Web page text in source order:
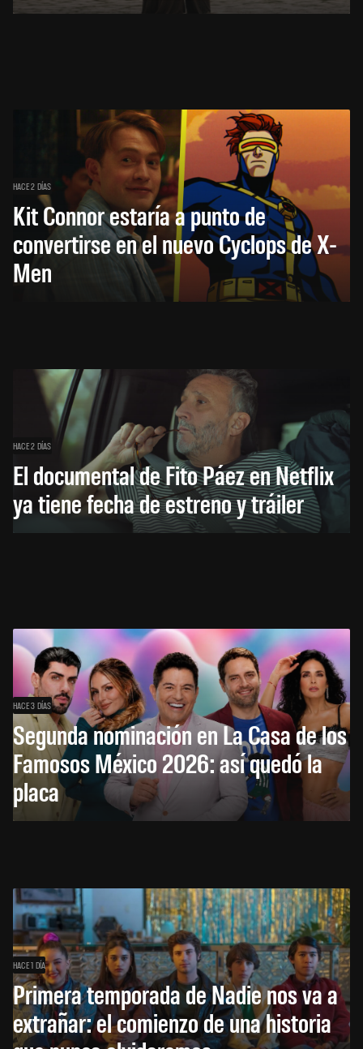
HACE 2 DÍAS
Kit Connor estaría a punto de
convertirse en el nuevo Cyclops de X-
Men
HACE 2 DÍAS
El documental de Fito Páez en Netflix
ya tiene fecha de estreno y tráiler
HACE 3 DÍAS
Segunda nominación en La Casa de los
Famosos México 2026: así quedó la
placa
HACE 1 DÍA
Primera temporada de Nadie nos va a
extrañar: el comienzo de una historia